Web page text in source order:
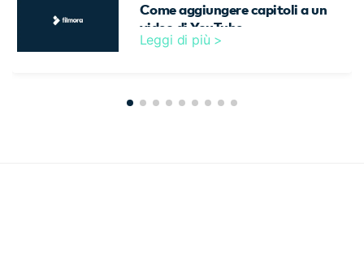
Come aggiungere capitoli a un
video di YouTube
Leggi di più >